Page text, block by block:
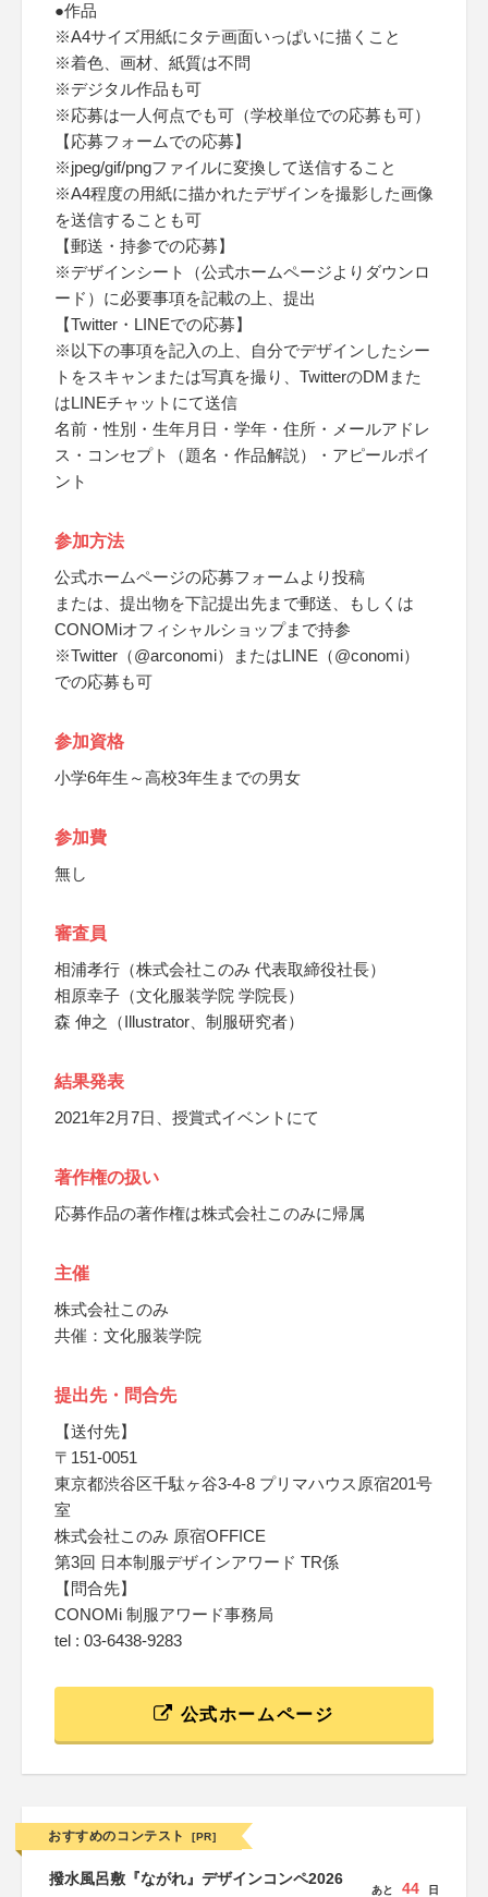
●作品
※A4サイズ用紙にタテ画面いっぱいに描くこと
※着色、画材、紙質は不問
※デジタル作品も可
※応募は一人何点でも可（学校単位での応募も可）
【応募フォームでの応募】
※jpeg/gif/pngファイルに変換して送信すること
※A4程度の用紙に描かれたデザインを撮影した画像
を送信することも可
【郵送・持参での応募】
※デザインシート（公式ホームページよりダウンロ
ード）に必要事項を記載の上、提出
【Twitter・LINEでの応募】
※以下の事項を記入の上、自分でデザインしたシー
トをスキャンまたは写真を撮り、TwitterのDMまた
はLINEチャットにて送信
名前・性別・生年月日・学年・住所・メールアドレ
ス・コンセプト（題名・作品解説）・アピールポイ
ント
参加方法
公式ホームページの応募フォームより投稿
または、提出物を下記提出先まで郵送、もしくは
CONOMiオフィシャルショップまで持参
※Twitter（@arconomi）またはLINE（@conomi）
での応募も可
参加資格
小学6年生～高校3年生までの男女
参加費
無し
審査員
相浦孝行（株式会社このみ 代表取締役社長）
相原幸子（文化服装学院 学院長）
森 伸之（Illustrator、制服研究者）
結果発表
2021年2月7日、授賞式イベントにて
著作権の扱い
応募作品の著作権は株式会社このみに帰属
主催
株式会社このみ
共催：文化服装学院
提出先・問合先
【送付先】
〒151-0051
東京都渋谷区千駄ヶ谷3-4-8 プリマハウス原宿201号
室
株式会社このみ 原宿OFFICE
第3回 日本制服デザインアワード TR係
【問合先】
CONOMi 制服アワード事務局
tel : 03-6438-9283
公式ホームページ
おすすめのコンテスト [PR]
撥水風呂敷『ながれ』デザインコンペ2026
あと 44 日